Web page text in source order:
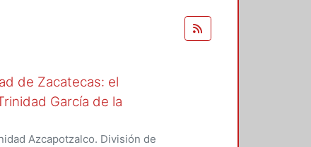
de Zacatecas: el
García de la
Azcapotzalco. División de